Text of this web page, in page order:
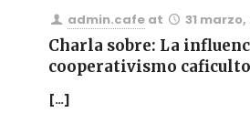
admin.cafe at 31 marzo,
Charla sobre: La
cooperativismo
[…]